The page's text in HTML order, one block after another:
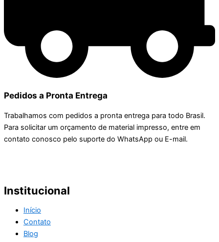
Pedidos a Pronta Entrega
Trabalhamos com pedidos a pronta entrega para todo Brasil.
Para solicitar um orçamento de material impresso, entre em
contato conosco pelo suporte do WhatsApp ou E-mail.
Institucional
Início
Contato
Blog